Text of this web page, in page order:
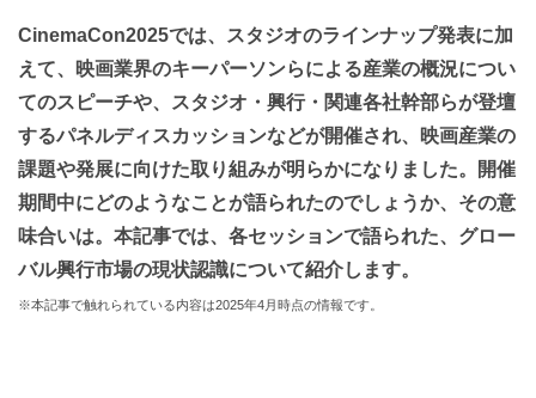
CinemaCon2025では、スタジオのラインナップ発表に加
えて、映画業界のキーパーソンらによる産業の概況につい
てのスピーチや、スタジオ・興行・関連各社幹部らが登壇
するパネルディスカッションなどが開催され、映画産業の
課題や発展に向けた取り組みが明らかになりました。開催
期間中にどのようなことが語られたのでしょうか、その意
味合いは。本記事では、各セッションで語られた、グロー
バル興行市場の現状認識について紹介します。
※本記事で触れられている内容は2025年4月時点の情報です。